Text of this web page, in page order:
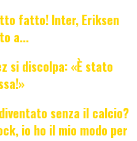
fatto! Inter, Eriksen
a...
si discolpa: «È stato
senza il calcio?
io ho il mio modo per